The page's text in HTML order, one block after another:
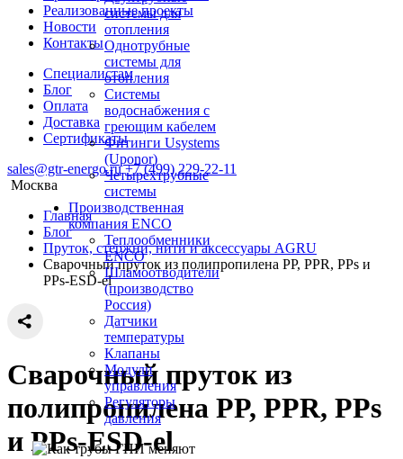
системы для
отопления
Однотрубные
системы для
отопления
Системы
водоснабжения с
греющим кабелем
Фитинги Usystems
(Uponor)
Четырехтрубные
системы
Производственная
компания ENCO
Теплообменники
ENCO
Шламоотводители
(производство
Россия)
Датчики
температуры
Клапаны
Модули
управления
Регуляторы
давления
Реализованные проекты
Новости
Контакты
Специалистам
Блог
Оплата
Доставка
Сертификаты
sales@gtr-energo.ru +7 (499) 229-22-11
Москва
Главная
Блог
Пруток, стержни, нити и аксессуары AGRU
Cварочный пруток из полипропилена PP, PPR, PPs и
PPs-ESD-el
Cварочный пруток из
полипропилена PP, PPR, PPs
и PPs-ESD-el